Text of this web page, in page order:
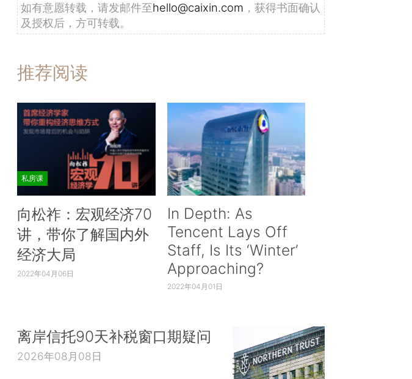
如有意愿转载，请发邮件至hello@caixin.com ，获得书面确认
及授权后，方可转载。
推荐阅读
私房课
向松祚：宏观经济70
讲，带你了解国内外
经济大局
2022年04月06日
In Depth: As
Tencent Lays Off
Staff, Is Its ‘Winter’
Approaching?
2022年04月01日
离岸信托90天补税窗口期疑问
2026年08月08日